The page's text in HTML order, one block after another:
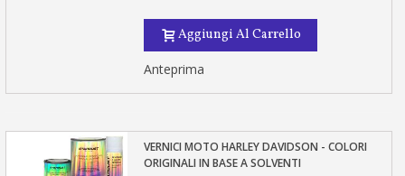
Aggiungi Al Carrello
Anteprima
VERNICI MOTO HARLEY DAVIDSON - COLORI
ORIGINALI IN BASE A SOLVENTI